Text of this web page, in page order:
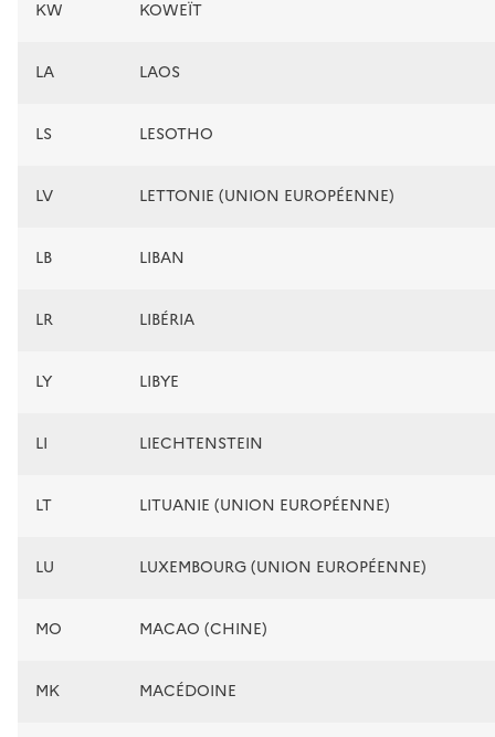
KW KOWEÏT
LA LAOS
LS LESOTHO
LV LETTONIE (UNION EUROPÉENNE)
LB LIBAN
LR LIBÉRIA
LY LIBYE
LI LIECHTENSTEIN
LT LITUANIE (UNION EUROPÉENNE)
LU LUXEMBOURG (UNION EUROPÉENNE)
MO MACAO (CHINE)
MK MACÉDOINE